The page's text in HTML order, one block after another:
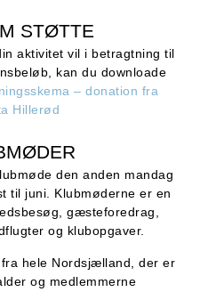
STØTTE
aktivitet vil i betragtning til
kan du downloade
– donation fra
Hillerød
den anden mandag
til juni. Klubmøderne er en
gæsteforedrag,
og klubopgaver.
hele Nordsjælland, der er
og medlemmerne